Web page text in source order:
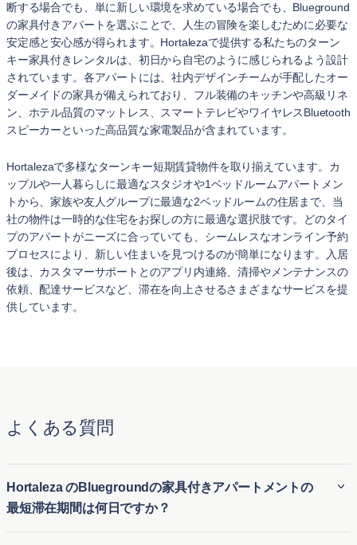
断する場合でも、単に新しい環境を求めている場合でも、Blueground
の家具付きアパートを選ぶことで、人生の冒険を楽しむために必要な
安定感と安心感が得られます。Hortalezaで提供する私たちのターン
キー家具付きレンタルは、初日から自宅のように感じられるよう設計
されています。各アパートには、社内デザインチームが手配したオー
ダーメイドの家具が備えられており、フル装備のキッチンや高級リネ
ン、ホテル品質のマットレス、スマートテレビやワイヤレスBluetooth
スピーカーといった高品質な家電製品が含まれています。
Hortalezaで多様なターンキー短期賃貸物件を取り揃えています。カ
ップルや一人暮らしに最適なスタジオや1ベッドルームアパートメン
トから、家族や友人グループに最適な2ベッドルームの住居まで、当
社の物件は一時的な住宅をお探しの方に最適な選択肢です。どのタイ
プのアパートがニーズに合っていても、シームレスなオンライン予約
プロセスにより、新しい住まいを見つけるのが簡単になります。入居
後は、カスタマーサポートとのアプリ内連絡、清掃やメンテナンスの
依頼、配達サービスなど、滞在を向上させるさまざまなサービスを提
供しています。
よくある質問
Hortaleza のBluegroundの家具付きアパートメントの
最短滞在期間は何日ですか？